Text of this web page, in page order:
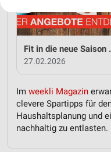
Fit in
27.02.2026
Im weekli Magazin
clevere Spartipps für
Haushaltsplanung und
nachhaltig zu entlasten.
Website/App.
Partnerliste anzeigen (1
Wir nutzen Ihre Daten für
IAB-Verarbeitungszwecke:
auf einem Endgerät
Verwendung reduzierter
Werbeanzeigen